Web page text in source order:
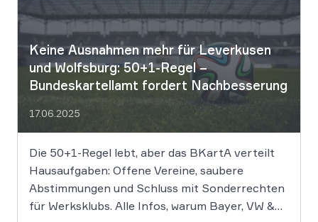
Keine Ausnahmen mehr für Leverkusen
und Wolfsburg: 50+1-Regel –
Bundeskartellamt fordert Nachbesserung
17.06.2025
Die 50+1-Regel lebt, aber das BKartA verteilt
Hausaufgaben: Offene Vereine, saubere
Abstimmungen und Schluss mit Sonderrechten
für Werksklubs. Alle Infos, warum Bayer, VW &